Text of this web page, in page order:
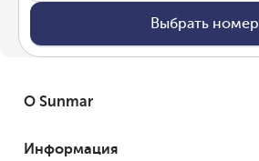
Выбрать номер
О Sunmar
Информация